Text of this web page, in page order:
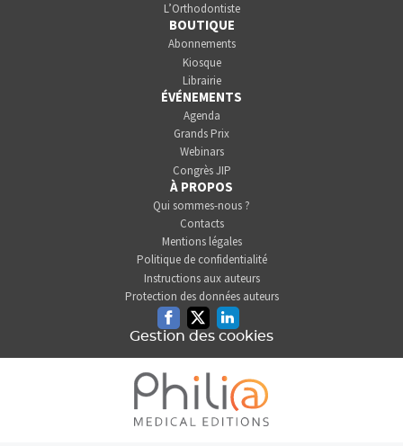
L’Orthodontiste
BOUTIQUE
Abonnements
Kiosque
Librairie
ÉVÉNEMENTS
Agenda
Grands Prix
Webinars
Congrès JIP
À PROPOS
Qui sommes-nous ?
Contacts
Mentions légales
Politique de confidentialité
Instructions aux auteurs
Protection des données auteurs
FacebookTwitterLinkedin
Gestion des cookies